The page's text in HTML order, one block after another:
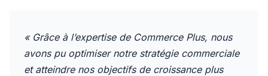
« Grâce à l’expertise de Commerce Plus, nous
avons pu optimiser notre stratégie commerciale
et atteindre nos objectifs de croissance plus